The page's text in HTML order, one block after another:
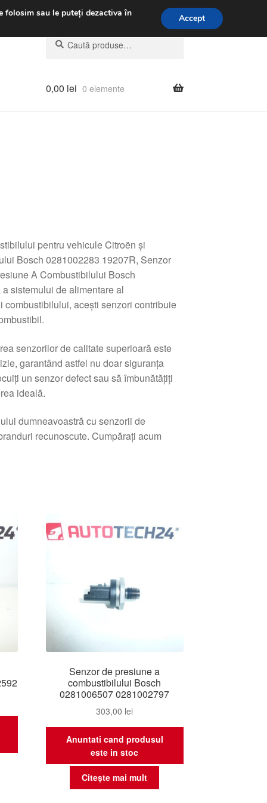
031 229 6816
Caută
după:
Caută
0,00 lei 0 elemente
pentru vehicule Citroën și
Bosch 0281002283 19207R, Senzor
A Combustibilului Bosch
sistemului de alimentare al
acești senzori contribuie
senzorilor de calitate superioară este
garantând astfel nu doar siguranța
un senzor defect sau să îmbunătățiți
ideală.
dumneavoastră cu senzorii de
recunoscute. Cumpărați acum
Senzor de presiune a
combustibilului Bosch
0281006507 0281002797
303,00 lei
Anuntati cand produsul
este in stoc
Citește mai mult
folosim sau le puteți dezactiva în
Accept